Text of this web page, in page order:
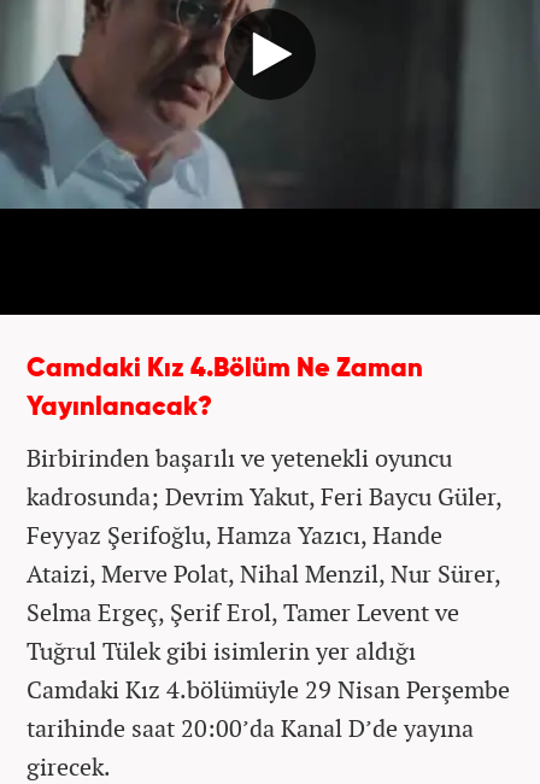
Camdaki Kız 4.Bölüm Ne Zaman
Yayınlanacak?
Birbirinden başarılı ve yetenekli oyuncu
kadrosunda; Devrim Yakut, Feri Baycu Güler,
Feyyaz Şerifoğlu, Hamza Yazıcı, Hande
Ataizi, Merve Polat, Nihal Menzil, Nur Sürer,
Selma Ergeç, Şerif Erol, Tamer Levent ve
Tuğrul Tülek gibi isimlerin yer aldığı
Camdaki Kız 4.bölümüyle 29 Nisan Perşembe
tarihinde saat 20:00’da Kanal D’de yayına
girecek.